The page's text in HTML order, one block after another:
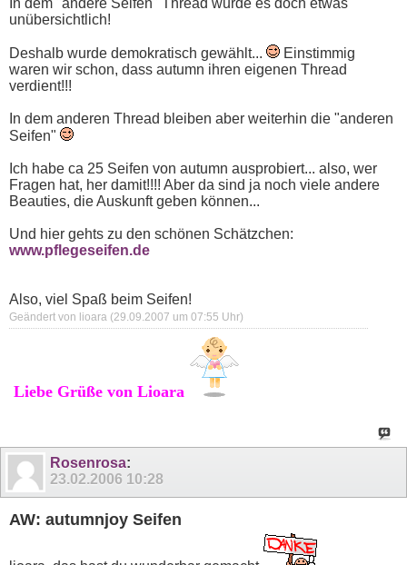
In dem "andere Seifen" Thread wurde es doch etwas
unübersichtlich!
Deshalb wurde demokratisch gewählt...
Einstimmig
waren wir schon, dass autumn ihren eigenen Thread
verdient!!!
In dem anderen Thread bleiben aber weiterhin die "anderen
Seifen"
Ich habe ca 25 Seifen von autumn ausprobiert... also, wer
Fragen hat, her damit!!!! Aber da sind ja noch viele andere
Beauties, die Auskunft geben können...
Und hier gehts zu den schönen Schätzchen:
www.pflegeseifen.de
Also, viel Spaß beim Seifen!
Geändert von lioara (29.09.2007 um 07:55 Uhr)
Liebe Grüße von Lioara
Rosenrosa:
23.02.2006 10:28
AW: autumnjoy Seifen